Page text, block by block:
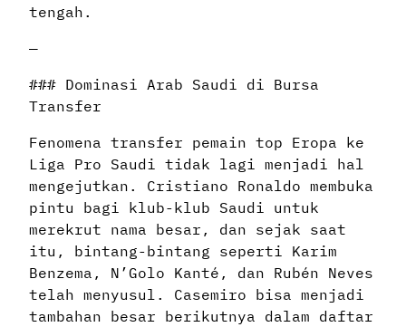
tengah.
—
### Dominasi Arab Saudi di Bursa
Transfer
Fenomena transfer pemain top Eropa ke
Liga Pro Saudi tidak lagi menjadi hal
mengejutkan. Cristiano Ronaldo membuka
pintu bagi klub-klub Saudi untuk
merekrut nama besar, dan sejak saat
itu, bintang-bintang seperti Karim
Benzema, N’Golo Kanté, dan Rubén Neves
telah menyusul. Casemiro bisa menjadi
tambahan besar berikutnya dalam daftar